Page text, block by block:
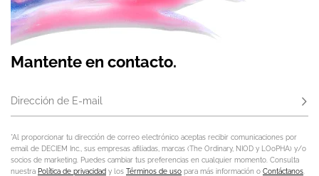
Mantente en contacto.
Dirección de E-mail
*Al proporcionar tu dirección de correo electrónico aceptas recibir comunicaciones por
email de DECIEM Inc., sus empresas afiliadas, marcas (The Ordinary, NIOD y LOoPHA) y/o
socios de marketing. Puedes cambiar tus preferencias en cualquier momento. Consulta
nuestra Política de privacidad y los Términos de uso para más información o Contáctanos